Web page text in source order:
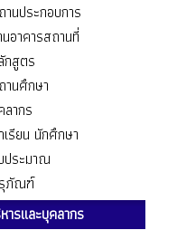
นประกอบการ
อาคารสถานที่
กสูตร
านศึกษา
ากร
รียน นักศึกษา
ประมาณ
ภัณฑ์
ารและบุคลากร